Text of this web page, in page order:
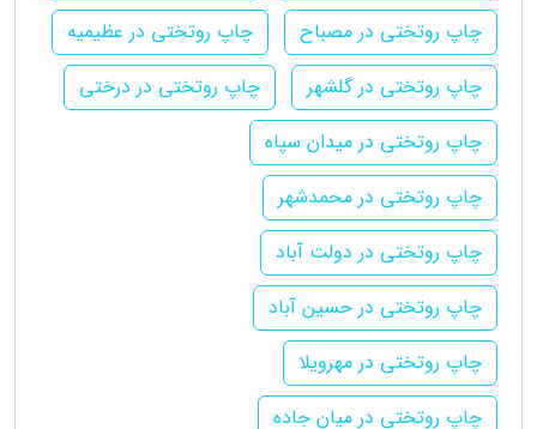
چاپ روتختی در مصباح
چاپ روتختی در عظیمیه
چاپ روتختی در گلشهر
چاپ روتختی در درختی
چاپ روتختی در میدان سپاه
چاپ روتختی در محمدشهر
چاپ روتختی در دولت آباد
چاپ روتختی در حسین آباد
چاپ روتختی در مهرویلا
چاپ روتختی در میان جاده